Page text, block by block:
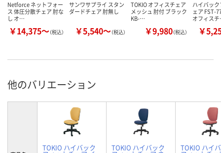
Netforce ネットフォー
ス 体圧分散チェア 肘な
し オ…
￥14,375～（税込）
サンワサプライ スタン
ダードチェア 肘無し
￥5,540～（税込）
TOKIO オフィスチェア
メッシュ 肘付 ブラック
KB-…
￥9,980（税込）
ハイバッ
ェア FST-
オフィス
￥
他のバリエーション
TOKIO ハイバック TOKIO ハイバック TOKIO ハイ